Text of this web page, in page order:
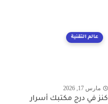
عالم التقنية
مارس 17, 2026
كنز في درج مكتبك أسرار